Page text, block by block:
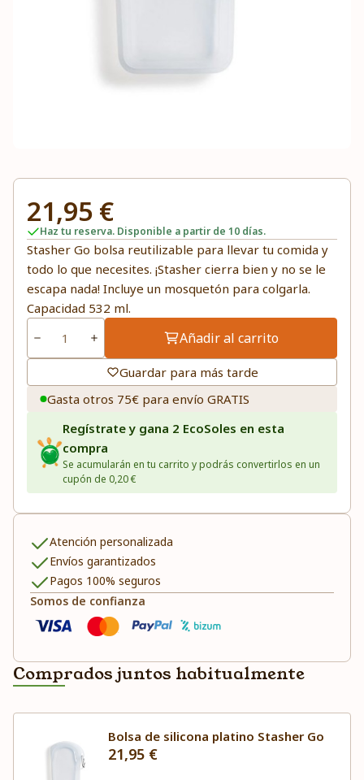
21,95 €
Haz tu reserva. Disponible a partir de 10 días.
Stasher Go bolsa reutilizable para llevar tu comida y
todo lo que necesites. ¡Stasher cierra bien y no se le
escapa nada! Incluye un mosquetón para colgarla.
Capacidad 532 ml.
Añadir al carrito
Guardar para más tarde
Gasta otros 75€ para envío GRATIS
Regístrate y gana 2 EcoSoles en esta
compra
Se acumularán en tu carrito y podrás convertirlos en un
cupón de 0,20 €
Atención personalizada
Envíos garantizados
Pagos 100% seguros
Somos de confianza
Comprados juntos habitualmente
Bolsa de silicona platino Stasher Go
21,95 €